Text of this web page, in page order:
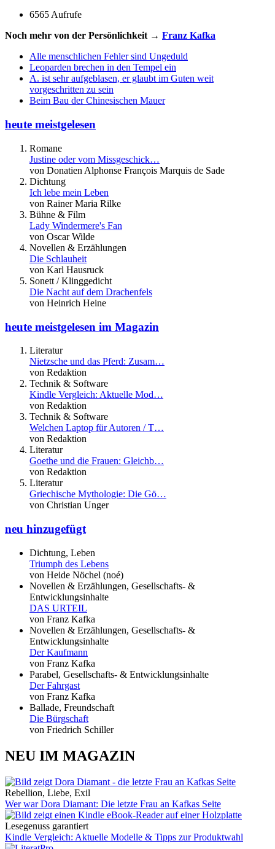
6565 Aufrufe
Noch mehr von der Persönlichkeit → Franz Kafka
Alle menschlichen Fehler sind Ungeduld
Leoparden brechen in den Tempel ein
A. ist sehr aufgeblasen, er glaubt im Guten weit
vorgeschritten zu sein
Beim Bau der Chinesischen Mauer
heute meistgelesen
Romane
Justine oder vom Missgeschick…
von Donatien Alphonse François Marquis de Sade
Dichtung
Ich lebe mein Leben
von Rainer Maria Rilke
Bühne & Film
Lady Windermere's Fan
von Oscar Wilde
Novellen & Erzählungen
Die Schlauheit
von Karl Hausruck
Sonett / Klinggedicht
Die Nacht auf dem Drachenfels
von Heinrich Heine
heute meistgelesen im Magazin
Literatur
Nietzsche und das Pferd: Zusam…
von Redaktion
Technik & Software
Kindle Vergleich: Aktuelle Mod…
von Redaktion
Technik & Software
Welchen Laptop für Autoren / T…
von Redaktion
Literatur
Goethe und die Frauen: Gleichb…
von Redaktion
Literatur
Griechische Mythologie: Die Gö…
von Christian Unger
neu hinzugefügt
Dichtung, Leben
Triumph des Lebens
von Heide Nöchel (noé)
Novellen & Erzählungen, Gesellschafts- &
Entwicklungsinhalte
DAS URTEIL
von Franz Kafka
Novellen & Erzählungen, Gesellschafts- &
Entwicklungsinhalte
Der Kaufmann
von Franz Kafka
Parabel, Gesellschafts- & Entwicklungsinhalte
Der Fahrgast
von Franz Kafka
Ballade, Freundschaft
Die Bürgschaft
von Friedrich Schiller
NEU IM MAGAZIN
Rebellion, Liebe, Exil
Wer war Dora Diamant: Die letzte Frau an Kafkas Seite
Lesegenuss garantiert
Kindle Vergleich: Aktuelle Modelle & Tipps zur Produktwahl